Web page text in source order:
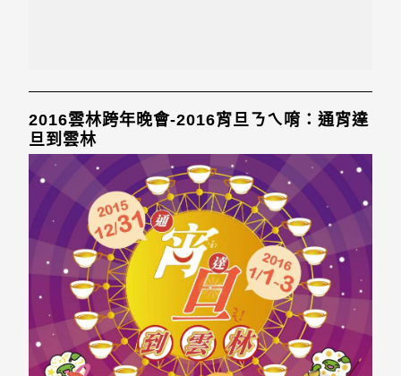
2016雲林跨年晚會-2016宵旦ㄋㄟ唷：通宵達
旦到雲林